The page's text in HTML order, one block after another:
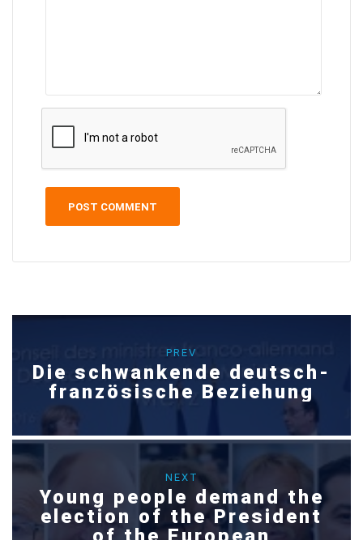
PREV
Die schwankende deutsch-
französische Beziehung
NEXT
Young people demand the
election of the President